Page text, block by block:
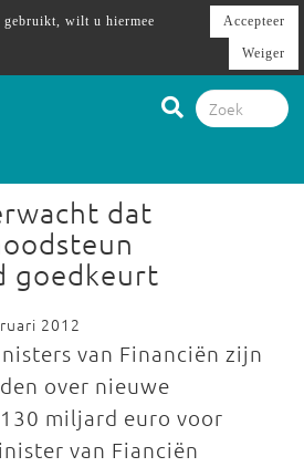
dat
goedkeurt
2012
van Financiën zijn
over nieuwe
miljard euro voor
van Fianciën
gebruikt, wilt u hiermee
Accepteer
Weiger